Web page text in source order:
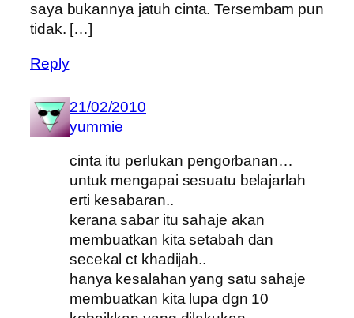
saya bukannya jatuh cinta. Tersembam pun
tidak. […]
Reply
21/02/2010
yummie
cinta itu perlukan pengorbanan…
untuk mengapai sesuatu belajarlah
erti kesabaran..
kerana sabar itu sahaje akan
membuatkan kita setabah dan
secekal ct khadijah..
hanya kesalahan yang satu sahaje
membuatkan kita lupa dgn 10